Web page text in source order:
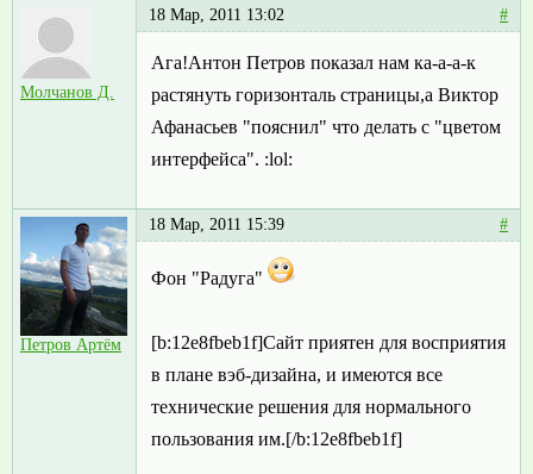
Молчанов Д.
18 Мар, 2011 13:02 #
Ага!Антон Петров показал нам ка-а-а-к
растянуть горизонталь страницы,а Виктор
Афанасьев "пояснил" что делать с "цветом
интерфейса". :lol:
Петров Артём
18 Мар, 2011 15:39 #
Фон "Радуга"
[b:12e8fbeb1f]Сайт приятен для восприятия
в плане вэб-дизайна, и имеются все
технические решения для нормального
пользования им.[/b:12e8fbeb1f]